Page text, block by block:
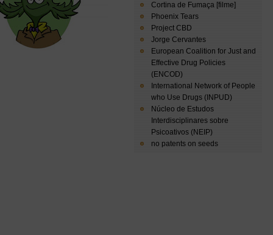
Cortina de Fumaça [filme]
Phoenix Tears
Project CBD
Jorge Cervantes
European Coalition for Just and
Effective Drug Policies
(ENCOD)
International Network of People
who Use Drugs (INPUD)
Núcleo de Estudos
Interdisciplinares sobre
Psicoativos (NEIP)
no patents on seeds